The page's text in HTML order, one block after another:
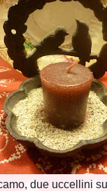
due uccellini